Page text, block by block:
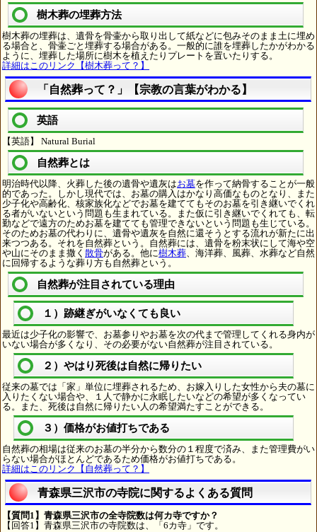
樹木葬の埋葬方法
樹木葬の埋葬は、遺骨を骨壷から取り出して紙などに包みそのまま土に埋め
る場合と、骨壷ごと埋葬する場合がある。一般的に誰を埋葬したかがわかる
ように、埋葬した場所に樹木を植えたりプレートを置いたりする。
詳細はこのリンク【樹木葬って？】
「自然葬って？」【宗教の言葉がわかる】
英語
【英語】 Natural Burial
自然葬とは
明治時代以降、火葬した後の遺骨や遺灰はお墓を作って納骨することが一般
的であった。しかし現代では、お墓の購入はかなり高価なものとなり、また
少子化や高齢化、核家族化などでお墓を建ててもそのお墓を引き継いでくれ
る者がいないという問題も生まれている。また仮に引き継いでくれても、転
勤などで遠方のためお墓を建てても管理できないという問題も生じている。
そのためお墓の代わりに、遺骨や遺灰を自然に還そうとする流れが新たに出
来つつある。それを自然葬という。自然葬には、遺骨を粉末状にして海や空
や山にそのまま撒く 散骨がある。他に樹木葬、海洋葬、風葬、水葬など自然
に回帰するような葬り方も自然葬という。
自然葬が注目されている理由
１）跡継ぎがいなくても良い
最近は少子化の影響で、お墓参りやお墓を次の代まで管理してくれる身内が
いない場合が多くなり、その必要がない自然葬が注目されている。
２）やはり死後は自然に帰りたい
従来の墓では「家」単位に埋葬されるため、お嫁入りした女性から夫の墓に
入りたくない場合や、１人で静かに永眠したいなどの希望が多くなってい
る。また、死後は自然に帰りたい人の希望満たすことができる。
３）価格がお値打ちである
自然葬の相場は従来のお墓の半分から数分の１程度で済み、また管理費がい
らない場合がほとんどであるため価格がお値打ちである。
詳細はこのリンク【自然葬って？】
青森県三沢市の寺院に関するよくある質問
【質問1】青森県三沢市の全寺院数は何カ寺ですか？
【回答1】青森県三沢市の寺院数は、「6カ寺」です。